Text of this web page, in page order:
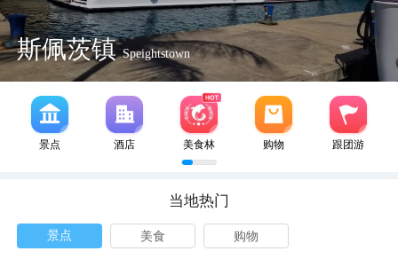
斯佩茨镇Speightstown
景点 酒店 美食林 购物 跟团游
当地热门
景点 美食 购物